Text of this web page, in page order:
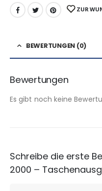
ZUR
BEWERTUNGEN (0)
Bewertungen
Es gibt noch keine
Schreibe die erste
2000 –